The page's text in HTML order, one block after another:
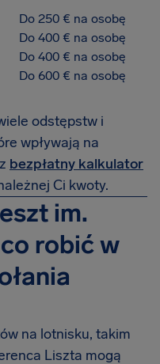
Do 250 € na osobę
Do 400 € na osobę
Do 400 € na osobę
Do 600 € na osobę
odstępstw i
wpływają na
bezpłatny kalkulator
Ci kwoty.
im.
robić w
na lotnisku, takim
Liszta mogą